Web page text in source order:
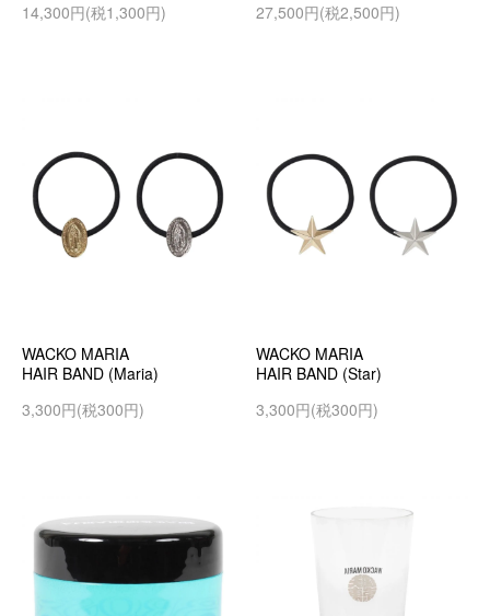
14,300円(税1,300円)
27,500円(税2,500円)
WACKO MARIA
HAIR BAND (Maria)
3,300円(税300円)
WACKO MARIA
HAIR BAND (Star)
3,300円(税300円)